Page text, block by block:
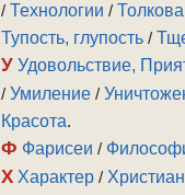
/Технологии /
Тупость, глупость /
У Удовольствие,
/Умиление /
Красота.
Ф Фарисеи /
Х Характер /